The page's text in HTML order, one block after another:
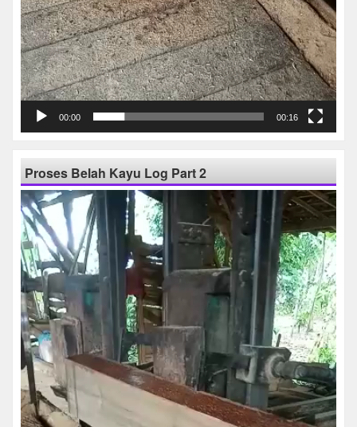
00:00 00:16
Proses Belah Kayu Log Part 2
Pemutar
Video